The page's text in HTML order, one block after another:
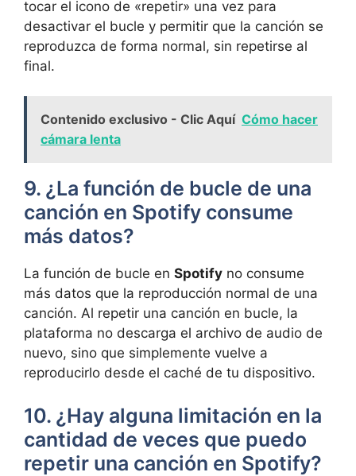
tocar el ⁣icono⁢ de «repetir» una ‌vez para
desactivar‌ el⁣ bucle y permitir⁢ que la canción⁣ se
reproduzca de forma normal, sin repetirse⁢ al
final.
Contenido exclusivo - Clic Aquí Cómo hacer
cámara lenta
9. ¿La función⁤ de bucle ​de una
canción en Spotify consume‌
más datos?
La‌ función de bucle en Spotify no consume
más datos que la reproducción normal ‍de ⁣una
canción. Al repetir ⁣una canción⁤ en‌ bucle, la
plataforma no descarga​ el​ archivo de‌ audio de
nuevo, sino que simplemente vuelve a
reproducirlo desde el‌ caché de tu dispositivo.
10. ¿Hay ​alguna limitación en la
cantidad de veces que puedo
repetir una canción en Spotify?